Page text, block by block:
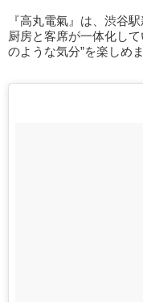
『高丸電氣』は、渋谷
厨房と客席が一体化し
のような気分”を楽しめま